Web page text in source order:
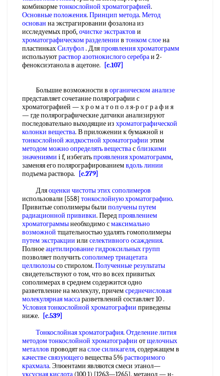
комбикорметонкослойной хроматографией.
Основные положения. Принцип метода. Метод
основан на экстрагировании фозалона из
исследуемых проб,очистке экстрактов и
хроматографическом разделении в тонком слоена
пластинкахСилуфол. Дляпроявления хроматограмм
используютраствор азотнокислого серебраи 2-
феноксиэтанола в ацетоне.
[c.107]
Большие возможности в органическом анализе
представляет сочетание полярографии с
хроматографией — х р о м а т о п о л я-р о г р а ф и я
— где полярографические датчики анализируют
последовательно выходящие из хроматографической
колонки вещества. В приложении к бумажной н
тонкослойной жидкостной хроматографии этим
методом можноопределять веществасблизкими
значениями i f, избегатьпроявления хроматограмм,
заменяя его полярографированиемвдоль линии
подъема раствора.
[c.279]
Дляоценки чистотыэтих сополимеров
использовали [558] тонкослойную хроматографию.
Привитые сополимеры были получены путем
радиационной прививки. Передпроявлением
хроматограммынеобходимо смаксимально
возможной тщательностью удалять гомополимеры
путем экстракции или селективного осаждения.
Полноеацетилирование гидроксильных групп
позволяет получитьсополимер триацетата
целлюлозысо стиролом. Полученные результаты
свидетельствуют о том, что во всех привитых
сополимерах в среднем содержится одно
разветвление на молекулу, причемсреднечисловая
молекулярная массаразветвлений составляет 10 .
Условия тонкослойной хроматографии приведены
ниже.
[c.539]
Тонкослойная хроматография. Отделение лития
методомтонкослойной хроматографии отщелочных
металлов проводят наслое силикагеля, содержащем в
качестве связующеговещества 5%растворимого
крахмала. Элюентами являются смеси этанол—
уксусная кислота (100 1) [1263—1265], метанол — н-